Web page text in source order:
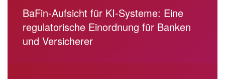
BaFin-Aufsicht für KI-Systeme: Eine
regulatorische Einordnung für Banken
und Versicherer